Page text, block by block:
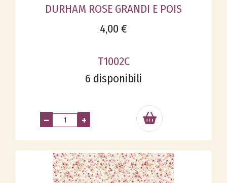
DURHAM ROSE GRANDI E POIS
4,00 €
T1002C
6 disponibili
– +